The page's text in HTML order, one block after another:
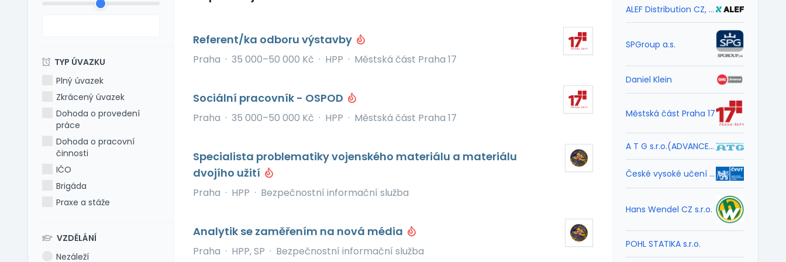
TYP ÚVAZKU
Plný úvazek
Zkrácený úvazek
Dohoda o provedení
práce
Dohoda o pracovní
činnosti
IČO
Brigáda
Praxe a stáže
VZDĚLÁNÍ
Nezáleží
Referent/ka odboru výstavby
Praha · 35 000–50 000 Kč · HPP · Městská část Praha 17
Sociální pracovník - OSPOD
Praha · 35 000–50 000 Kč · HPP · Městská část Praha 17
Specialista problematiky vojenského materiálu a materiálu
dvojího užití
Praha · HPP · Bezpečnostní informační služba
Analytik se zaměřením na nová média
Praha · HPP, SP · Bezpečnostní informační služba
ALEF Distribution CZ, s.r.o.
SPGroup a.s.
Daniel Klein
Městská část Praha 17
A T G s.r.o.(ADVANCED TECHNOLOGY GROUP,spol.s r.o.)
České vysoké učení technické v Praze
Hans Wendel CZ s.r.o.
POHL STATIKA s.r.o.